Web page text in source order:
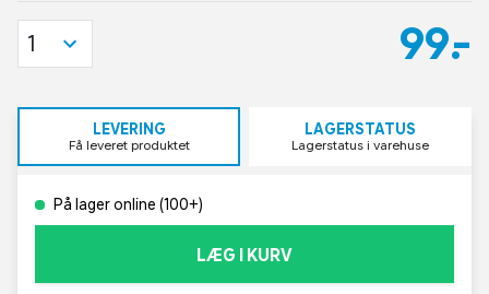
99,-
1
LEVERING
Få leveret produktet
LAGERSTATUS
Lagerstatus i varehuse
På lager online (100+)
LÆG I KURV